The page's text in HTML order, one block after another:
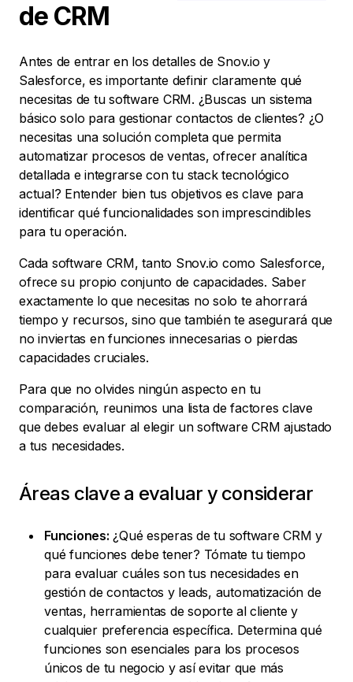
de CRM
Antes de entrar en los detalles de Snov.io y
Salesforce, es importante definir claramente qué
necesitas de tu software CRM. ¿Buscas un sistema
básico solo para gestionar contactos de clientes? ¿O
necesitas una solución completa que permita
automatizar procesos de ventas, ofrecer analítica
detallada e integrarse con tu stack tecnológico
actual? Entender bien tus objetivos es clave para
identificar qué funcionalidades son imprescindibles
para tu operación.
Cada software CRM, tanto Snov.io como Salesforce,
ofrece su propio conjunto de capacidades. Saber
exactamente lo que necesitas no solo te ahorrará
tiempo y recursos, sino que también te asegurará que
no inviertas en funciones innecesarias o pierdas
capacidades cruciales.
Para que no olvides ningún aspecto en tu
comparación, reunimos una lista de factores clave
que debes evaluar al elegir un software CRM ajustado
a tus necesidades.
Áreas clave a evaluar y considerar
Funciones: ¿Qué esperas de tu software CRM y
qué funciones debe tener? Tómate tu tiempo
para evaluar cuáles son tus necesidades en
gestión de contactos y leads, automatización de
ventas, herramientas de soporte al cliente y
cualquier preferencia específica. Determina qué
funciones son esenciales para los procesos
únicos de tu negocio y así evitar que más